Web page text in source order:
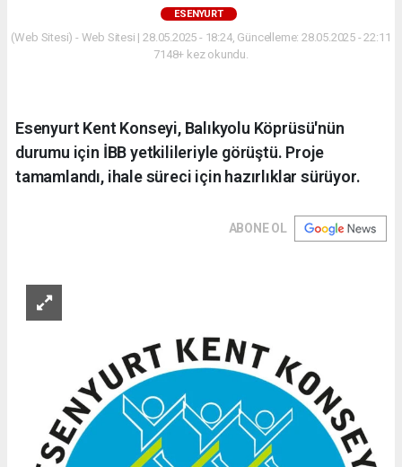
ESENYURT
(Web Sitesi) - Web Sitesi | 28.05.2025 - 18:24, Güncelleme: 28.05.2025 - 22:11
7148+ kez okundu.
Esenyurt Kent Konseyi, Balıkyolu Köprüsü'nün
durumu için İBB yetkilileriyle görüştü. Proje
tamamlandı, ihale süreci için hazırlıklar sürüyor.
ABONE OL